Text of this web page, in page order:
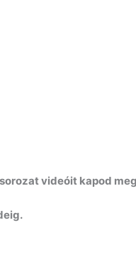
videóit kapod